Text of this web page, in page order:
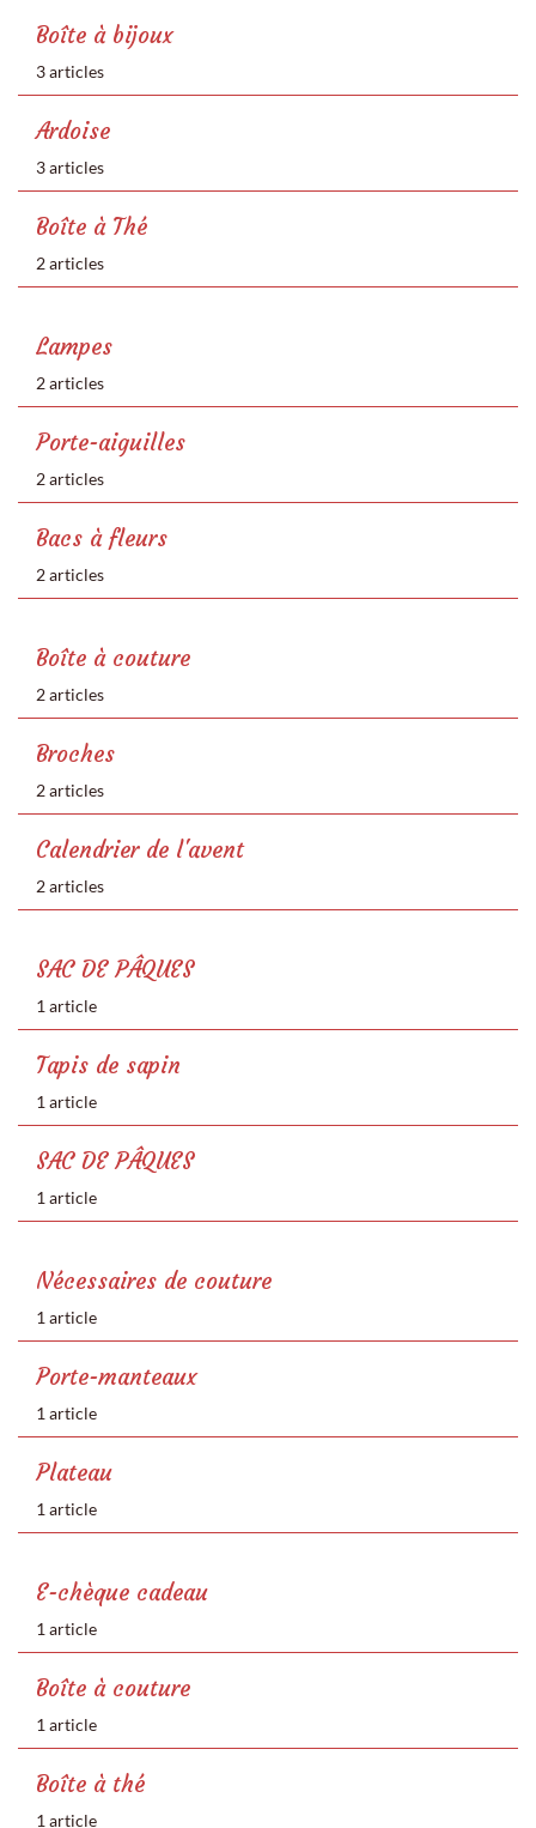
Boîte à bijoux
3 articles
Ardoise
3 articles
Boîte à Thé
2 articles
Lampes
2 articles
Porte-aiguilles
2 articles
Bacs à fleurs
2 articles
Boîte à couture
2 articles
Broches
2 articles
Calendrier de l'avent
2 articles
SAC DE PÂQUES
1 article
Tapis de sapin
1 article
SAC DE PÂQUES
1 article
Nécessaires de couture
1 article
Porte-manteaux
1 article
Plateau
1 article
E-chèque cadeau
1 article
Boîte à couture
1 article
Boîte à thé
1 article